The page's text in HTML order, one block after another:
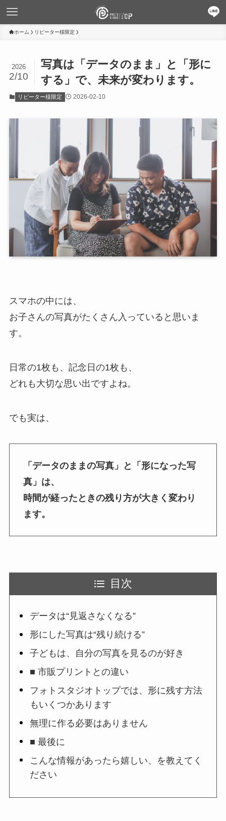
ホーム リピーター様限定
写真は「データのまま」と「形に
する」で、未来が変わります。
2026
2/10
リピーター様限定 2026-02-10
スマホの中には、
お子さんの写真がたくさん入っていると思いま
す。
日常の1枚も、記念日の1枚も、
どれも大切な思い出ですよね。
でも実は、
「データのままの写真」と「形になった写
真」は、
時間が経ったときの残り方が大きく変わり
ます。
目次
データは“見返さなくなる”
形にした写真は“残り続ける”
子どもは、自分の写真を見るのが好き
■ 市販プリントとの違い
フォトスタジオトップでは、形に残す方法
もいくつかあります
無理に作る必要はありません
■ 最後に
こんな情報があったら嬉しい、を教えてく
ださい